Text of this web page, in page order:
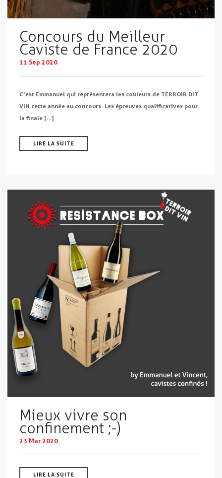
Concours du Meilleur
Caviste de France 2020
11 Sep 2020
C’est Emmanuel qui représentera les couleurs de TERROIR DIT
VIN cette année au concours. Les épreuves qualificatives pour
la finale […]
LIRE LA SUITE
Mieux vivre son
confinement ;-)
23 Mar 2020
LIRE LA SUITE